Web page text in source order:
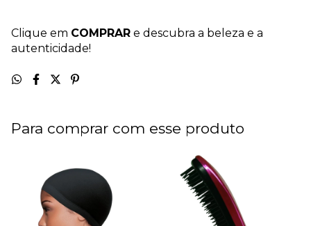
Clique em COMPRAR e descubra a beleza e a
autenticidade!
Para comprar com esse produto